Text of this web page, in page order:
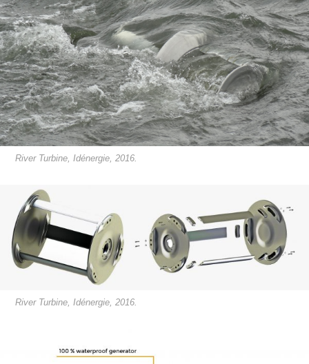
River Turbine, Idénergie, 2016.
River Turbine, Idénergie, 2016.